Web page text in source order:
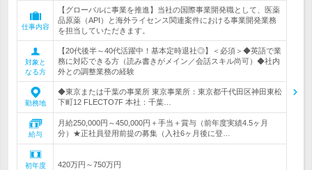
仕事内容
【グローバルに事業を推進】当社の国際事業開発職として、医薬
品原薬（API）と海外ライセンス関連案件における事業開発業務
を担当していただきます。
対象と
なる方
【20代後半～40代活躍中！基本定時退社◎】＜必須＞◆英語で業
務に対応できる方（読み書きがメイン／会話スキル尚可）◆社内
外との調整業務の経験
勤務地
◆東京または千葉の事業所 東京事業所：東京都千代田区神田東松
下町12 FLECTO7F 本社：千葉…
給与
月給250,000円～450,000円＋手当＋賞与（前年度実績4.5ヶ月
分）★正社員登用前提の募集（入社6ヶ月後に登…
初年度
420万円～750万円